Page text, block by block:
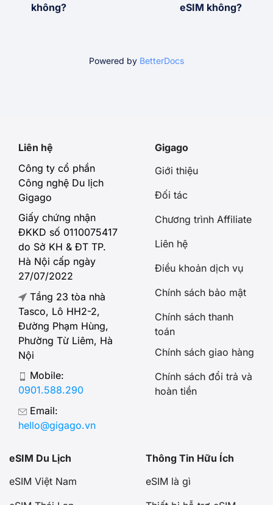
không?
eSIM không?
Powered by BetterDocs
Liên hệ
Công ty cổ phần
Công nghệ Du lịch
Gigago
Giấy chứng nhận
ĐKKD số 0110075417
do Sở KH & ĐT TP.
Hà Nội cấp ngày
27/07/2022
Tầng 23 tòa nhà
Tasco, Lô HH2-2,
Đường Phạm Hùng,
Phường Từ Liêm, Hà
Nội
Mobile:
0901.588.290
Email:
hello@gigago.vn
Gigago
Giới thiệu
Đối tác
Chương trình Affiliate
Liên hệ
Điều khoản dịch vụ
Chính sách bảo mật
Chính sách thanh
toán
Chính sách giao hàng
Chính sách đổi trả và
hoàn tiền
eSIM Du Lịch
eSIM Việt Nam
Thông Tin Hữu Ích
eSIM là gì